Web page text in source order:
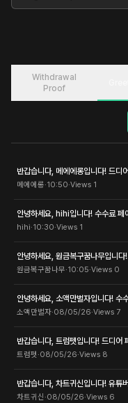
Withdrawal
Proof
반갑습니다, 메에에롱입니다! 드디
메에에롱·10:50·Views 1
안녕하세요, hihi입니다! 수수료 페
hihi·10:30·Views 1
안녕하세요, 원금복구꿈나무입니
원금복구꿈나무·10:05·Views 0
안녕하세요, 소액만벌자입니다! 수
소액만벌자·08/05/26·Views 7
반갑습니다, 트럼펫입니다! 드디어
트럼펫 ·08/05/26·Views 8
반갑습니다, 차트귀신입니다! 유튜
차트귀신 ·08/05/26·Views 6